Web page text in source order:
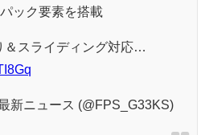
ック要素を搭載
＆スライディング対応…
新ニュース (@FPS_G33KS)